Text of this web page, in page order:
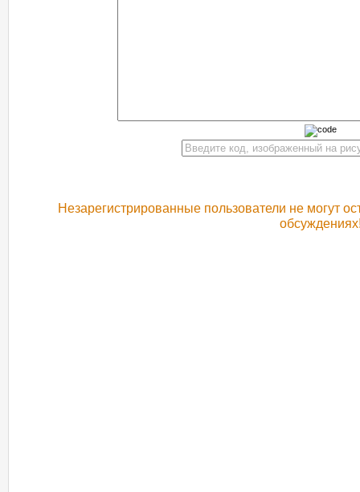
Незарегистрированные пользователи не могут